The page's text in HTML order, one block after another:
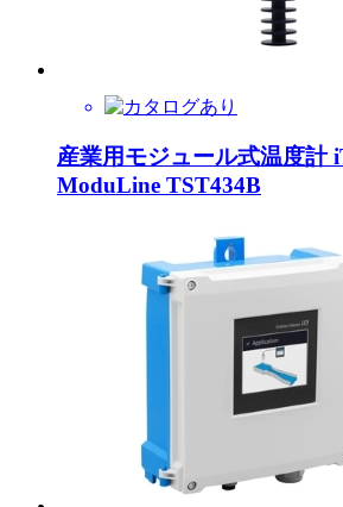
産業用モジュール式温度計
ModuLine TST434B